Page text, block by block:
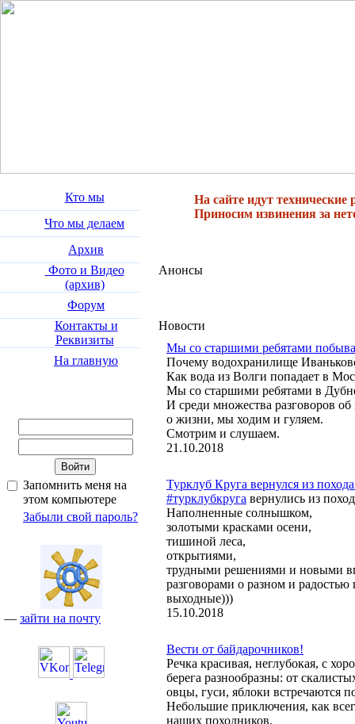
Кто мы
Что мы делаем
Архив
Фото и Видео
(архив)
Форум
Контакты и
Реквизиты
На главную
Запомнить меня на
этом компьютере
Забыли свой пароль?
— зайти на почту
На сайте идут технические
Приносим извинения за
Анонсы
Новости
Мы со старшими ребятами
Почему водохранилище
Как вода из Волги попадает в
Мы со старшими ребятами в
И среди множества разговоров об
о жизни, мы ходим и гуляем.
Смотрим и слушаем.
21.10.2018
Турклуб Круга вернулся из
#турклубкруга вернулись из
Наполненные солнышком,
золотыми красками осени,
тишиной леса,
открытиями,
трудными решениями и новыми
разговорами о разном и радостью
выходные)))
15.10.2018
Вести от байдарочников!
Речка красивая, неглубокая, с
берега разнообразны: от
овцы, гуси, яблоки встречаются
Небольшие приключения, как
наших походников.